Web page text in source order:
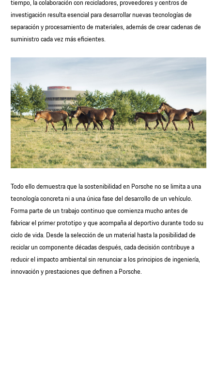
tiempo, la colaboración con recicladores, proveedores y centros de
investigación resulta esencial para desarrollar nuevas tecnologías de
separación y procesamiento de materiales, además de crear cadenas de
suministro cada vez más eficientes.
Todo ello demuestra que la sostenibilidad en Porsche no se limita a una
tecnología concreta ni a una única fase del desarrollo de un vehículo.
Forma parte de un trabajo continuo que comienza mucho antes de
fabricar el primer prototipo y que acompaña al deportivo durante todo su
ciclo de vida. Desde la selección de un material hasta la posibilidad de
reciclar un componente décadas después, cada decisión contribuye a
reducir el impacto ambiental sin renunciar a los principios de ingeniería,
innovación y prestaciones que definen a Porsche.